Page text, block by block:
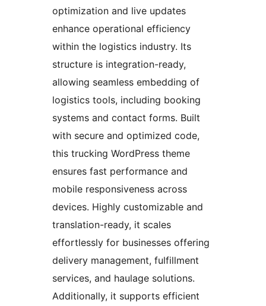
optimization and live updates
enhance operational efficiency
within the logistics industry. Its
structure is integration-ready,
allowing seamless embedding of
logistics tools, including booking
systems and contact forms. Built
with secure and optimized code,
this trucking WordPress theme
ensures fast performance and
mobile responsiveness across
devices. Highly customizable and
translation-ready, it scales
effortlessly for businesses offering
delivery management, fulfillment
services, and haulage solutions.
Additionally, it supports efficient